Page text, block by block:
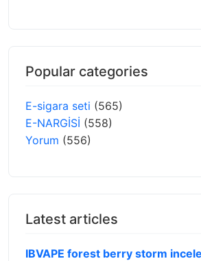
Popular categories
E-sigara seti (565)
E-NARGİSİ (558)
Yorum (556)
Latest articles
IBVAPE forest berry storm